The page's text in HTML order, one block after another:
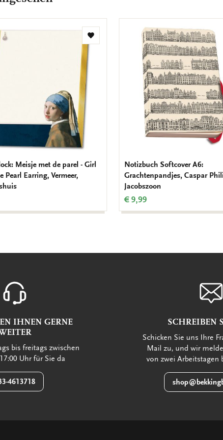
Zur
Meisje met de parel - Girl
Pearl Earring, Vermeer,
Notizbuch Softcover A6:
Grachtenpandjes, Caspar
Jacobszoon
€ 9,99
IHNEN GERNE
bis freitags zwischen
Uhr für Sie da
4613718
SCHREIBEN
Schicken Sie uns Ihre
Mail zu, und wir
von zwei Arbeitstagen